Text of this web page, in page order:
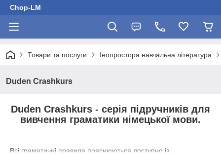
Chop-LM
Товари та послуги Інопростора навчальна література
Duden Crashkurs
Duden Crashkurs - серія підручників для
вивчення граматики німецької мови.
Всі граматичні правила пояснюються доступно із